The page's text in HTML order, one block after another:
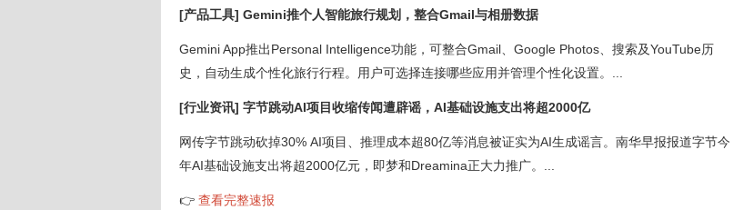
[产品工具] Gemini推个人智能旅行规划，整合Gmail与相册数据
Gemini App推出Personal Intelligence功能，可整合Gmail、Google Photos、搜索及YouTube历
史，自动生成个性化旅行行程。用户可选择连接哪些应用并管理个性化设置。...
[行业资讯] 字节跳动AI项目收缩传闻遭辟谣，AI基础设施支出将超2000亿
网传字节跳动砍掉30% AI项目、推理成本超80亿等消息被证实为AI生成谣言。南华早报报道字节今
年AI基础设施支出将超2000亿元，即梦和Dreamina正大力推广。...
👉 查看完整速报